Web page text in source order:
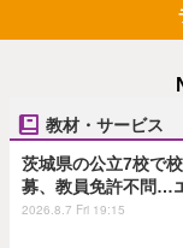
教材・サービス
茨城県の公立7校で
募、教員免許不問…
2026.8.7 Fri 19:15